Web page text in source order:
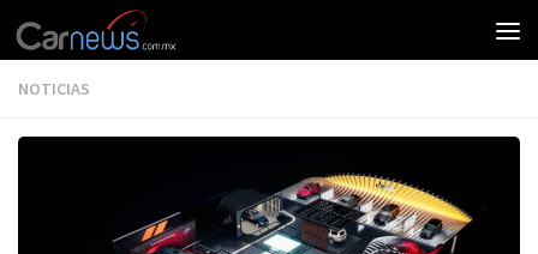
NOTICIAS